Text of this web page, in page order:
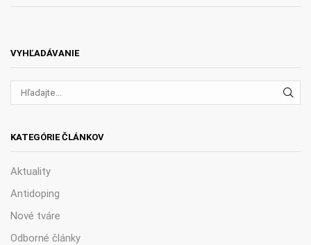
VYHĽADÁVANIE
KATEGÓRIE ČLÁNKOV
Aktuality
Antidoping
Nové tváre
Odborné články